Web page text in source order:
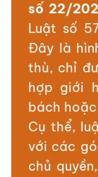
số 22/
Luật số
Đây là
thù, chỉ
hợp giới
bách
Cụ thể,
với các
chủ